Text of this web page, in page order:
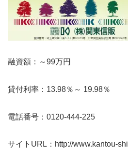
融資額：～99万円
貸付利率：13.98％～ 19.98％
電話番号：0120-444-225
サイトURL：http://www.kantou-